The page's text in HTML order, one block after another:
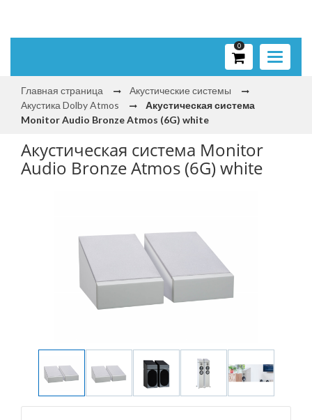
Toggle
0
Главная страница
Акустические системы
Акустика Dolby Atmos
Акустическая система
Monitor Audio Bronze Atmos (6G) white
Акустическая система Monitor
Audio Bronze Atmos (6G) white